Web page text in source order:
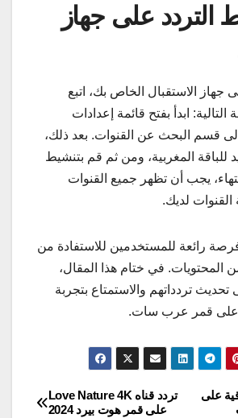
التردد على جهاز
جهاز الاستقبال الخاص بك، اتبع
ابدأ بفتح قائمة إعدادات
إلى قسم البحث عن القنوات. بعد ذلك،
للباقة المغربية، ومن ثم قم بتنشيط
يجب أن تظهر جميع القنوات
القنوات لديك.
رائعة للمستخدمين للاستفادة من
المحتويات. في ختام هذا المقال،
تردداتهم والاستمتاع بتجربة
قمر عرب سات.
تردد قناه Love Nature 4K
على قمر هوت بيرد 2024
على